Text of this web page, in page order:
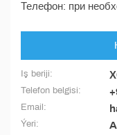
Телефон: при
Iş beriji:
Telefon belgisi:
Email:
Ýeri: